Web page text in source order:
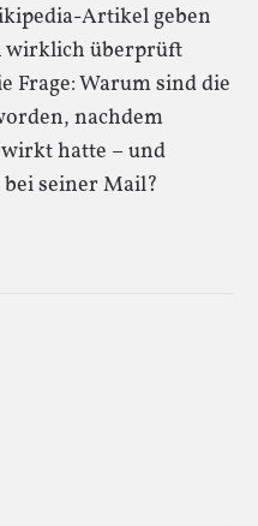
Artikel geben
wirklich überprüft
Frage: Warum sind die
nachdem
hatte – und
seiner Mail?